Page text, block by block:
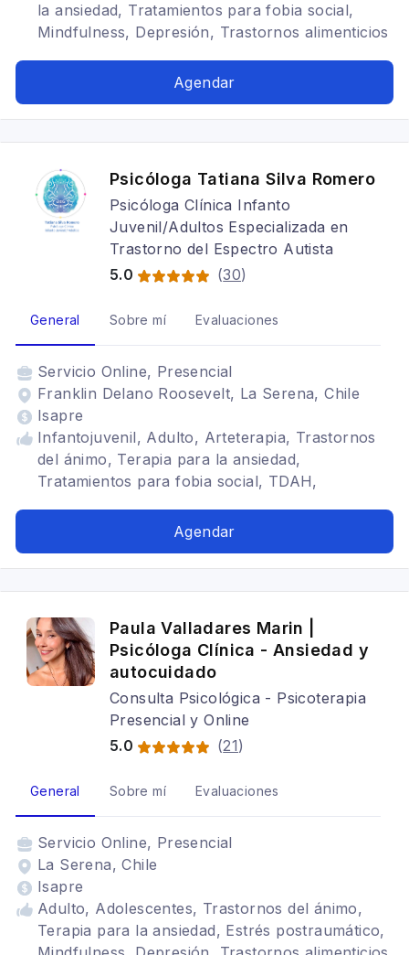
la ansiedad, Tratamientos para fobia social,
Mindfulness, Depresión, Trastornos alimenticios
postraumático, TDAHAgendar
Psicóloga Tatiana Silva Romero
Psicóloga Clínica Infanto
Juvenil/Adultos Especializada en
Trastorno del Espectro Autista
5.0
(30)
General Sobre mí Evaluaciones
Servicio Online, Presencial
Franklin Delano Roosevelt, La Serena, Chile
Isapre
Infantojuvenil, Adulto, Arteterapia, Trastornos
del ánimo, Terapia para la ansiedad,
Tratamientos para fobia social, TDAH,
Agendar
Paula Valladares Marin |
Psicóloga Clínica - Ansiedad y
autocuidado
Consulta Psicológica - Psicoterapia
Presencial y Online
5.0
(21)
General Sobre mí Evaluaciones
Servicio Online, Presencial
La Serena, Chile
Isapre
Adulto, Adolescentes, Trastornos del ánimo,
Terapia para la ansiedad, Estrés postraumático,